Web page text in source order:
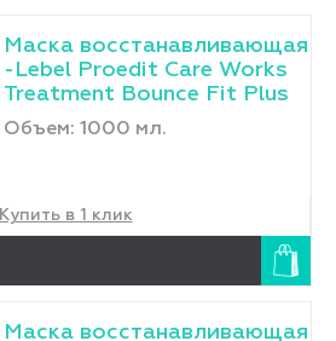
Маска восстанавливающая
-Lebel Proedit Care Works
Treatment Bounce Fit Plus
Объем: 1000 мл.
Купить в 1 клик
Маска восстанавливающая